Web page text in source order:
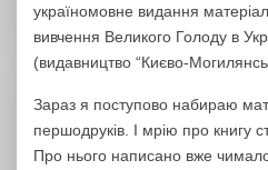
україномовне видання
вивчення Великого Голоду в
(видавництво “Києво-
Зараз я поступово набираю
першодруків. І мрію про книгу
Про нього написано вже